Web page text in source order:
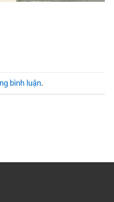
bình luận.